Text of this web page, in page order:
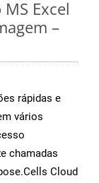
Excel
–
rápidas e
vários
chamadas
Cloud